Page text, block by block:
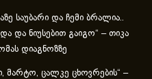
საუბარი და ჩემი ბრალია..
და ნიუსებით გაიგო“ – თიკა
დიაგნოზზე
მარ­ტო, ცალ­კე ცხოვ­რე­ბის“ –